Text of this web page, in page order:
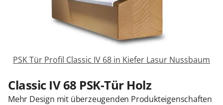
Zäune & Tore
PSK Tür Profil Classic IV 68 in Kiefer Lasur Nussbaum
Classic IV 68 PSK-Tür Holz
Mehr Design mit überzeugenden Produkteigenschaften